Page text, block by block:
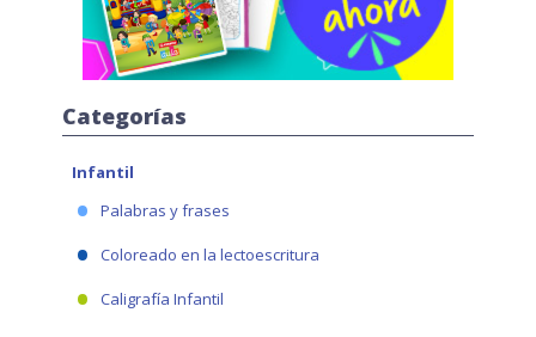
Categorías
Infantil
Palabras y frases
Coloreado en la lectoescritura
Caligrafía Infantil